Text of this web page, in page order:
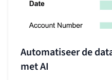
Automatiseer de
met AI